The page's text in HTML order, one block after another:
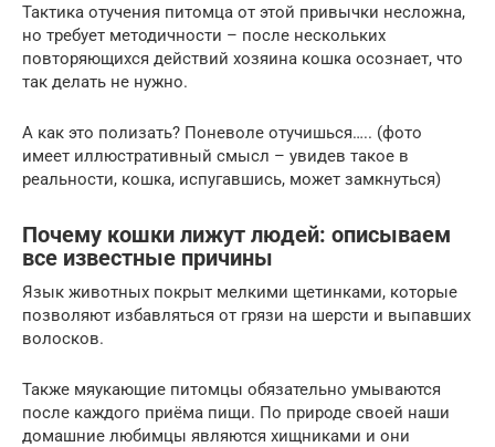
Тактика отучения питомца от этой привычки несложна,
но требует методичности – после нескольких
повторяющихся действий хозяина кошка осознает, что
так делать не нужно.
А как это полизать? Поневоле отучишься….. (фото
имеет иллюстративный смысл – увидев такое в
реальности, кошка, испугавшись, может замкнуться)
Почему кошки лижут людей: описываем
все известные причины
Язык животных покрыт мелкими щетинками, которые
позволяют избавляться от грязи на шерсти и выпавших
волосков.
Также мяукающие питомцы обязательно умываются
после каждого приёма пищи. По природе своей наши
домашние любимцы являются хищниками и они